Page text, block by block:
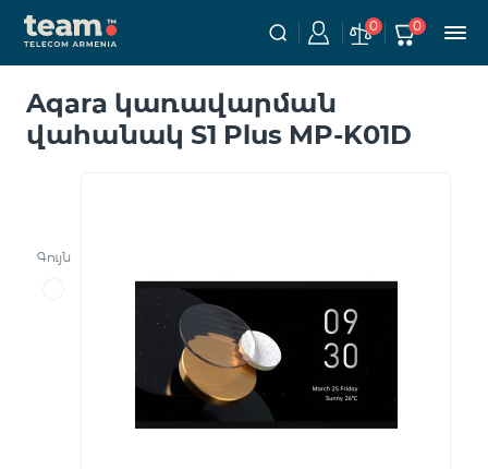
0 0
Aqara կառավարման
վահանակ S1 Plus MP-K01D
Գույն